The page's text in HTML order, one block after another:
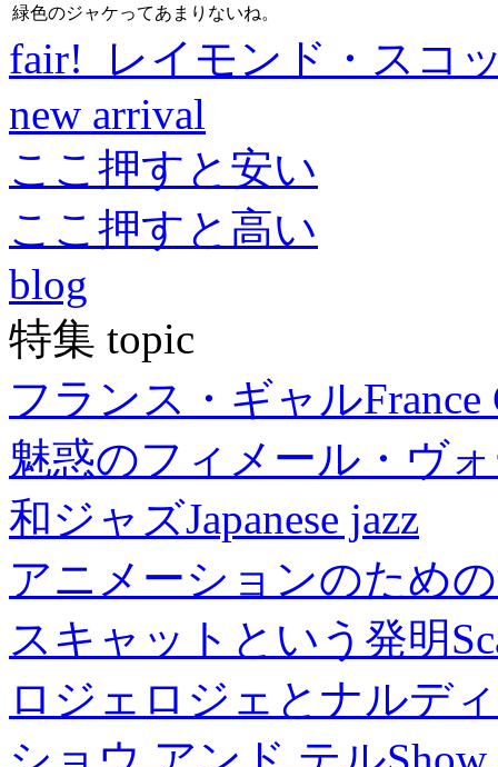
緑色のジャケってあまりないね。
fair! レイモンド・スコ
new arrival
ここ押すと安い
ここ押すと高い
blog
特集 topic
フランス・ギャルFrance
魅惑のフィメール・ヴ
和ジャズJapanese jazz
アニメーションのため
スキャットという発明
ロジェロジェとナルデ